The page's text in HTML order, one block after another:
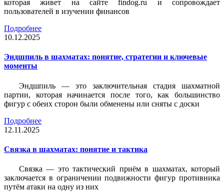
которая живет на сайте findog.ru и сопровождает
пользователей в изучении финансов
Подробнее
10.12.2025
Эндшпиль в шахматах: понятие, стратегии и ключевые
моменты
Эндшпиль — это заключительная стадия шахматной
партии, которая начинается после того, как большинство
фигур с обеих сторон были обменены или сняты с доски
Подробнее
12.11.2025
Связка в шахматах: понятие и тактика
Связка — это тактический приём в шахматах, который
заключается в ограничении подвижности фигур противника
путём атаки на одну из них